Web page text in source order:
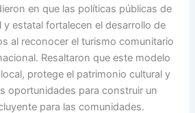
en que las políticas públicas de
estatal fortalecen el desarrollo de
al reconocer el turismo comunitario
Resaltaron que este modelo
protege el patrimonio cultural y
oportunidades para construir un
para las comunidades.